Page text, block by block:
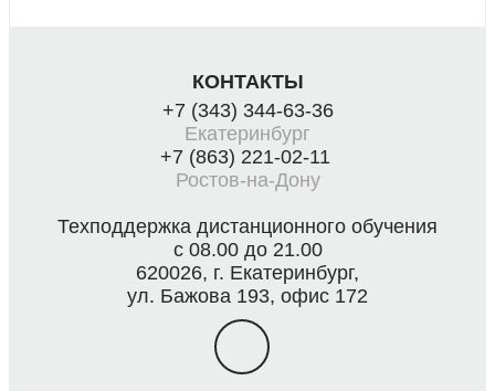
КОНТАКТЫ
+7 (343) 344-63-36
Екатеринбург
+7 (863) 221-02-11
Ростов-на-Дону
Техподдержка дистанционного обучения
с 08.00 до 21.00
620026, г. Екатеринбург,
ул. Бажова 193, офис 172